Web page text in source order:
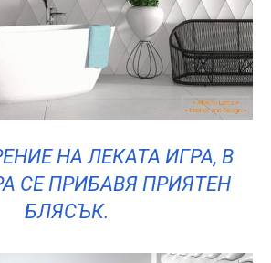
НА ЛЕКАТА ИГРА, В
СЕ ПРИБАВЯ ПРИЯТЕН
БЛЯСЪК.